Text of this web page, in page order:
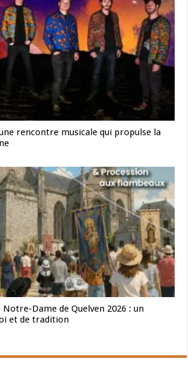
rencontre musicale qui propulse la
Notre-Dame de Quelven 2026 : un
et de tradition